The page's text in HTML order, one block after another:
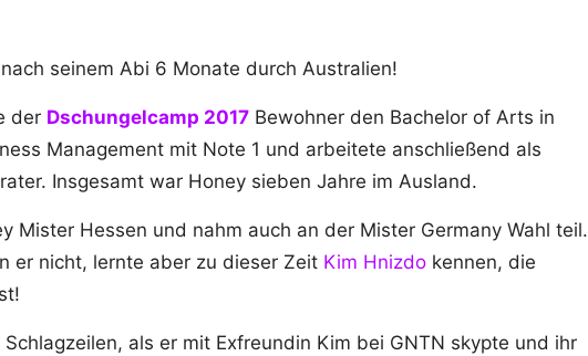
seinem Abi 6 Monate durch Australien!
der Dschungelcamp 2017 Bewohner den Bachelor of Arts in
Management mit Note 1 und arbeitete anschließend als
Insgesamt war Honey sieben Jahre im Ausland.
Mister Hessen und nahm auch an der Mister Germany Wahl teil.
er nicht, lernte aber zu dieser Zeit Kim Hnizdo kennen, die
als er mit Exfreundin Kim bei GNTN skypte und ihr